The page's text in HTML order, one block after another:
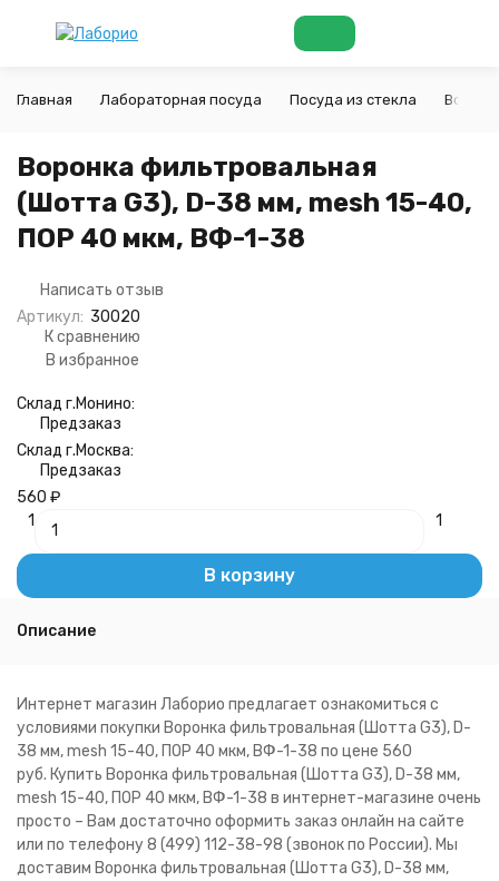
Главная Лабораторная посуда Посуда из стекла
Воронка фильтровальная
(Шотта G3), D-38 мм, mesh 15-40,
ПОР 40 мкм, ВФ-1-38
Написать отзыв
Артикул: 30020
К сравнению
В избранное
Склад г.Монино:
Предзаказ
Склад г.Москва:
Предзаказ
560 ₽
1
1
В корзину
Описание
Интернет магазин Лаборио предлагает ознакомиться с
условиями покупки Воронка фильтровальная (Шотта G3), D-
38 мм, mesh 15-40, ПОР 40 мкм, ВФ-1-38 по цене 560
руб. Купить Воронка фильтровальная (Шотта G3), D-38 мм,
mesh 15-40, ПОР 40 мкм, ВФ-1-38 в интернет-магазине очень
просто – Вам достаточно оформить заказ онлайн на сайте
или по телефону 8 (499) 112-38-98 (звонок по России). Мы
доставим Воронка фильтровальная (Шотта G3), D-38 мм,